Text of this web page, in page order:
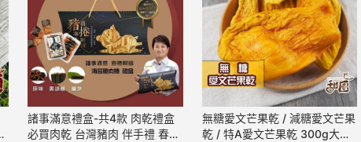
諸事滿意禮盒-共4款 肉乾禮盒
必買肉乾 台灣豬肉 伴手禮 春節
無糖愛文芒果乾 / 減糖愛文芒果
乾 / 特A愛文芒果乾 300g大包